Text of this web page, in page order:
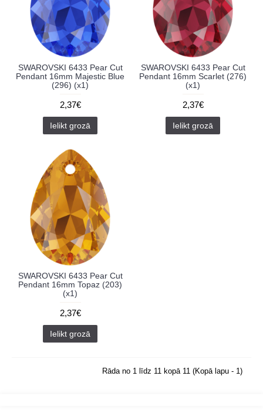
SWAROVSKI 6433 Pear Cut
Pendant 16mm Majestic Blue
(296) (x1)
2,37€
Ielikt grozā
SWAROVSKI 6433 Pear Cut
Pendant 16mm Scarlet (276)
(x1)
2,37€
Ielikt grozā
SWAROVSKI 6433 Pear Cut
Pendant 16mm Topaz (203)
(x1)
2,37€
Ielikt grozā
Rāda no 1 līdz 11 kopā 11 (Kopā lapu - 1)